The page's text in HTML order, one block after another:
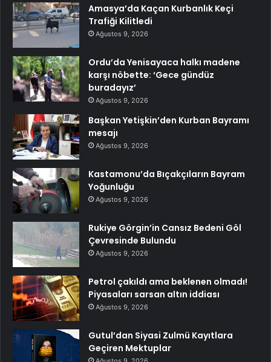
Amasya’da Kaçan Kurbanlık Keçi
Trafiği Kilitledi
Ağustos 9, 2026
Ordu’da Yenisayaca halkı madene
karşı nöbette: ‘Gece gündüz
buradayız’
Ağustos 9, 2026
Başkan Yetişkin’den Kurban Bayramı
mesajı
Ağustos 9, 2026
Kastamonu’da Bıçakçıların Bayram
Yoğunluğu
Ağustos 9, 2026
Rukiye Görgin’in Cansız Bedeni Göl
Çevresinde Bulundu
Ağustos 9, 2026
Petrol çakıldı ama beklenen olmadı!
Piyasaları sarsan altın iddiası
Ağustos 9, 2026
Gutul’dan Siyasi Zulmü Kayıtlara
Geçiren Mektuplar